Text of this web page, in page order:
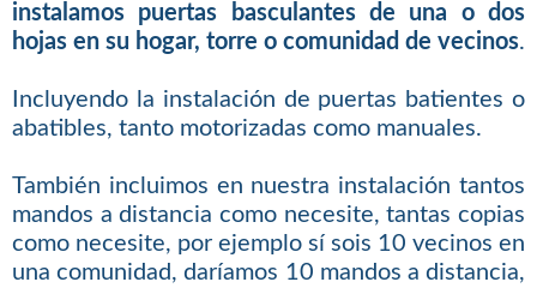
instalamos puertas basculantes de una o dos
hojas en su hogar, torre o comunidad de vecinos.
Incluyendo la instalación de puertas batientes o
abatibles, tanto motorizadas como manuales.
También incluimos en nuestra instalación tantos
mandos a distancia como necesite, tantas copias
como necesite, por ejemplo sí sois 10 vecinos en
una comunidad, daríamos 10 mandos a distancia,